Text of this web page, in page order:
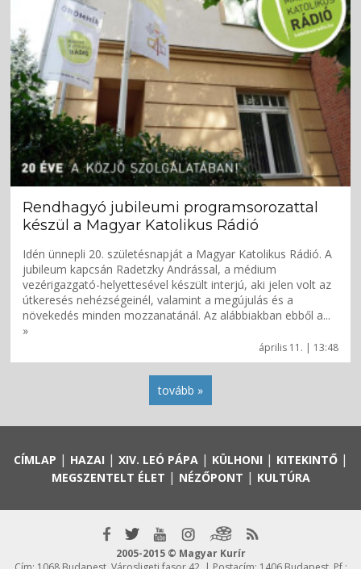
április 11. | 13:48
Rendhagyó jubileumi programsorozattal
készül a Magyar Katolikus Rádió
Idén ünnepli 20. születésnapját a Magyar Katolikus Rádió. A
jubileum kapcsán Radetzky Andrással, a médium
vezérigazgató-helyettesével készült interjú, aki jelen volt az
útkeresés nehézségeinél, valamint a megújulás és a
növekedés minden mozzanatánál. Az alábbiakban ebből a...
»
tovább »
CÍMLAP | HAZAI | XIV. LEÓ PÁPA| KÜLHONI | KITEKINTŐ|
MEGSZENTELT ÉLET | NÉZŐPONT | KULTÚRA
2005-2015 © Magyar Kurír